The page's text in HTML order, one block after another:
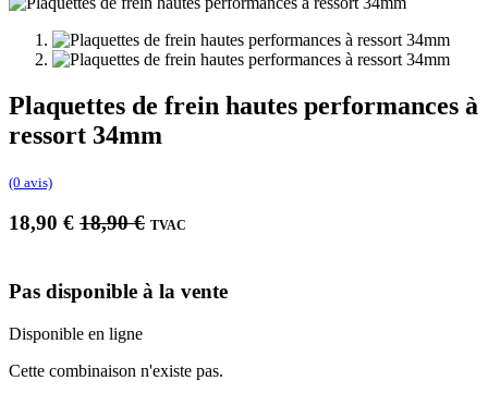
Plaquettes de frein hautes performances à
ressort 34mm
(0 avis)
18,90 € 18,90€ TVAC
Pas disponible à la vente
Disponible en ligne
Cette combinaison n'existe pas.